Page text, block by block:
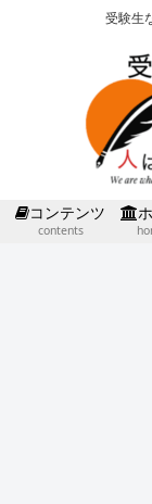
受験生
コンテンツ
contents